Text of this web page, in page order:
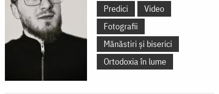
Predici
Video
Fotografii
Mănăstiri și biserici
Ortodoxia în lume